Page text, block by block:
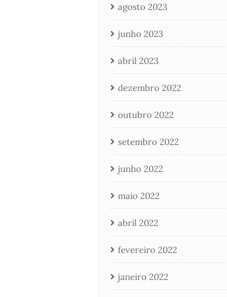
agosto 2023
junho 2023
abril 2023
dezembro 2022
outubro 2022
setembro 2022
junho 2022
maio 2022
abril 2022
fevereiro 2022
janeiro 2022